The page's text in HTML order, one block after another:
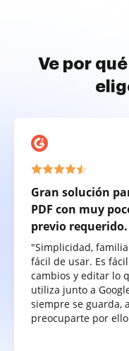
Ve por
Gran solución
PDF con muy
previo requerido.
"Simplicidad,
fácil de usar. Es
cambios y editar lo
utiliza junto a
siempre se guarda,
preocuparte por